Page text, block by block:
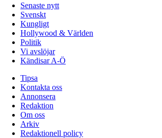
Senaste nytt
Svenskt
Kungligt
Hollywood & Världen
Politik
Vi avslöjar
Kändisar A-Ö
Tipsa
Kontakta oss
Annonsera
Redaktion
Om oss
Arkiv
Redaktionell policy